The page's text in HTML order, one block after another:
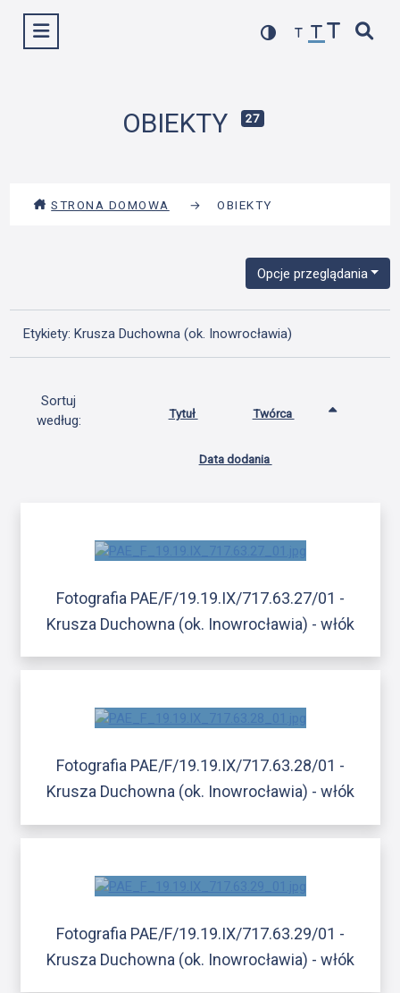
Wyświetl menu
OBIEKTY 27
STRONA DOMOWA → OBIEKTY
Opcje przeglądania
Etykiety: Krusza Duchowna (ok. Inowrocławia)
Sortuj
według:
Tytuł Twórca
Data dodania
Fotografia PAE/F/19.19.IX/717.63.27/01 -
Krusza Duchowna (ok. Inowrocławia) - włók
Fotografia PAE/F/19.19.IX/717.63.28/01 -
Krusza Duchowna (ok. Inowrocławia) - włók
Fotografia PAE/F/19.19.IX/717.63.29/01 -
Krusza Duchowna (ok. Inowrocławia) - włók